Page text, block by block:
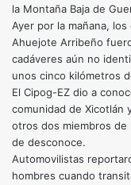
la Montaña Baja de
Ayer por la mañana,
Ahuejote Arribeño
cadáveres aún no
unos cinco kilómetros
El Cipog-EZ dio a
comunidad de Xicotlán
otros dos miembros de
de desconoce.
Automovilistas
hombres cuando